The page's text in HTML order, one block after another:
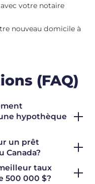
votre notaire
nouveau domicile à
(FAQ)
hypothèque
un prêt
Canada?
taux
500 000 $?